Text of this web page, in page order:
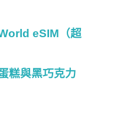
eSIM （超
糕與黑巧克力